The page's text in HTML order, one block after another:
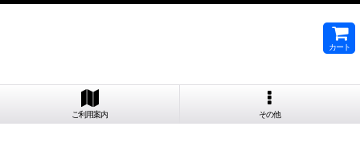
カート
ご利用案内 その他